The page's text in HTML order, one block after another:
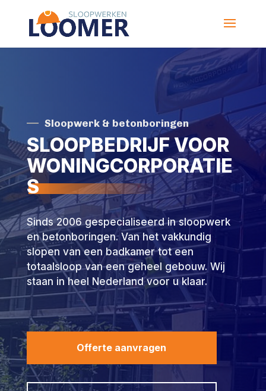
Sloopwerk & betonboringen
SLOOPBEDRIJF VOOR
WONINGCORPORATIE
S
Sinds 2006 gespecialiseerd in sloopwerk
en betonboringen. Van het vakkundig
slopen van een badkamer tot een
totaalsloop van een geheel gebouw. Wij
staan in heel Nederland voor u klaar.
Offerte aanvragen